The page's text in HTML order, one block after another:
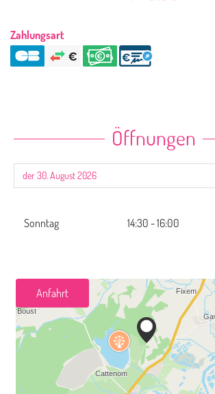
Zahlungsart
Öffnungen
Sonntag 14:30 - 16:00
Anfahrt